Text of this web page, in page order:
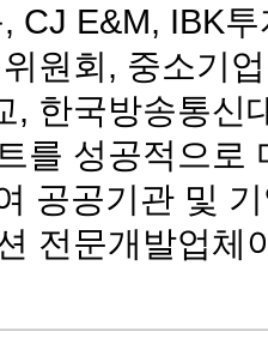
CJ E&M, IBK
원회, 중소기
, 한국방송통
를 성공적으로
공공기관 및
전문개발업체